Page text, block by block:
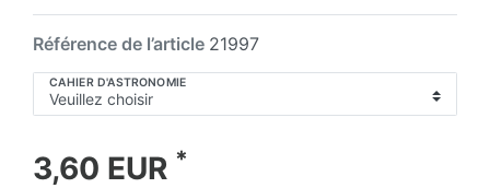
Référence de l’article 21997
CAHIER D'ASTRONOMIE
3,60 EUR *